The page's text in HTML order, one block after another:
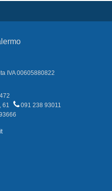
IVA 00605880822
61
091 238 93011